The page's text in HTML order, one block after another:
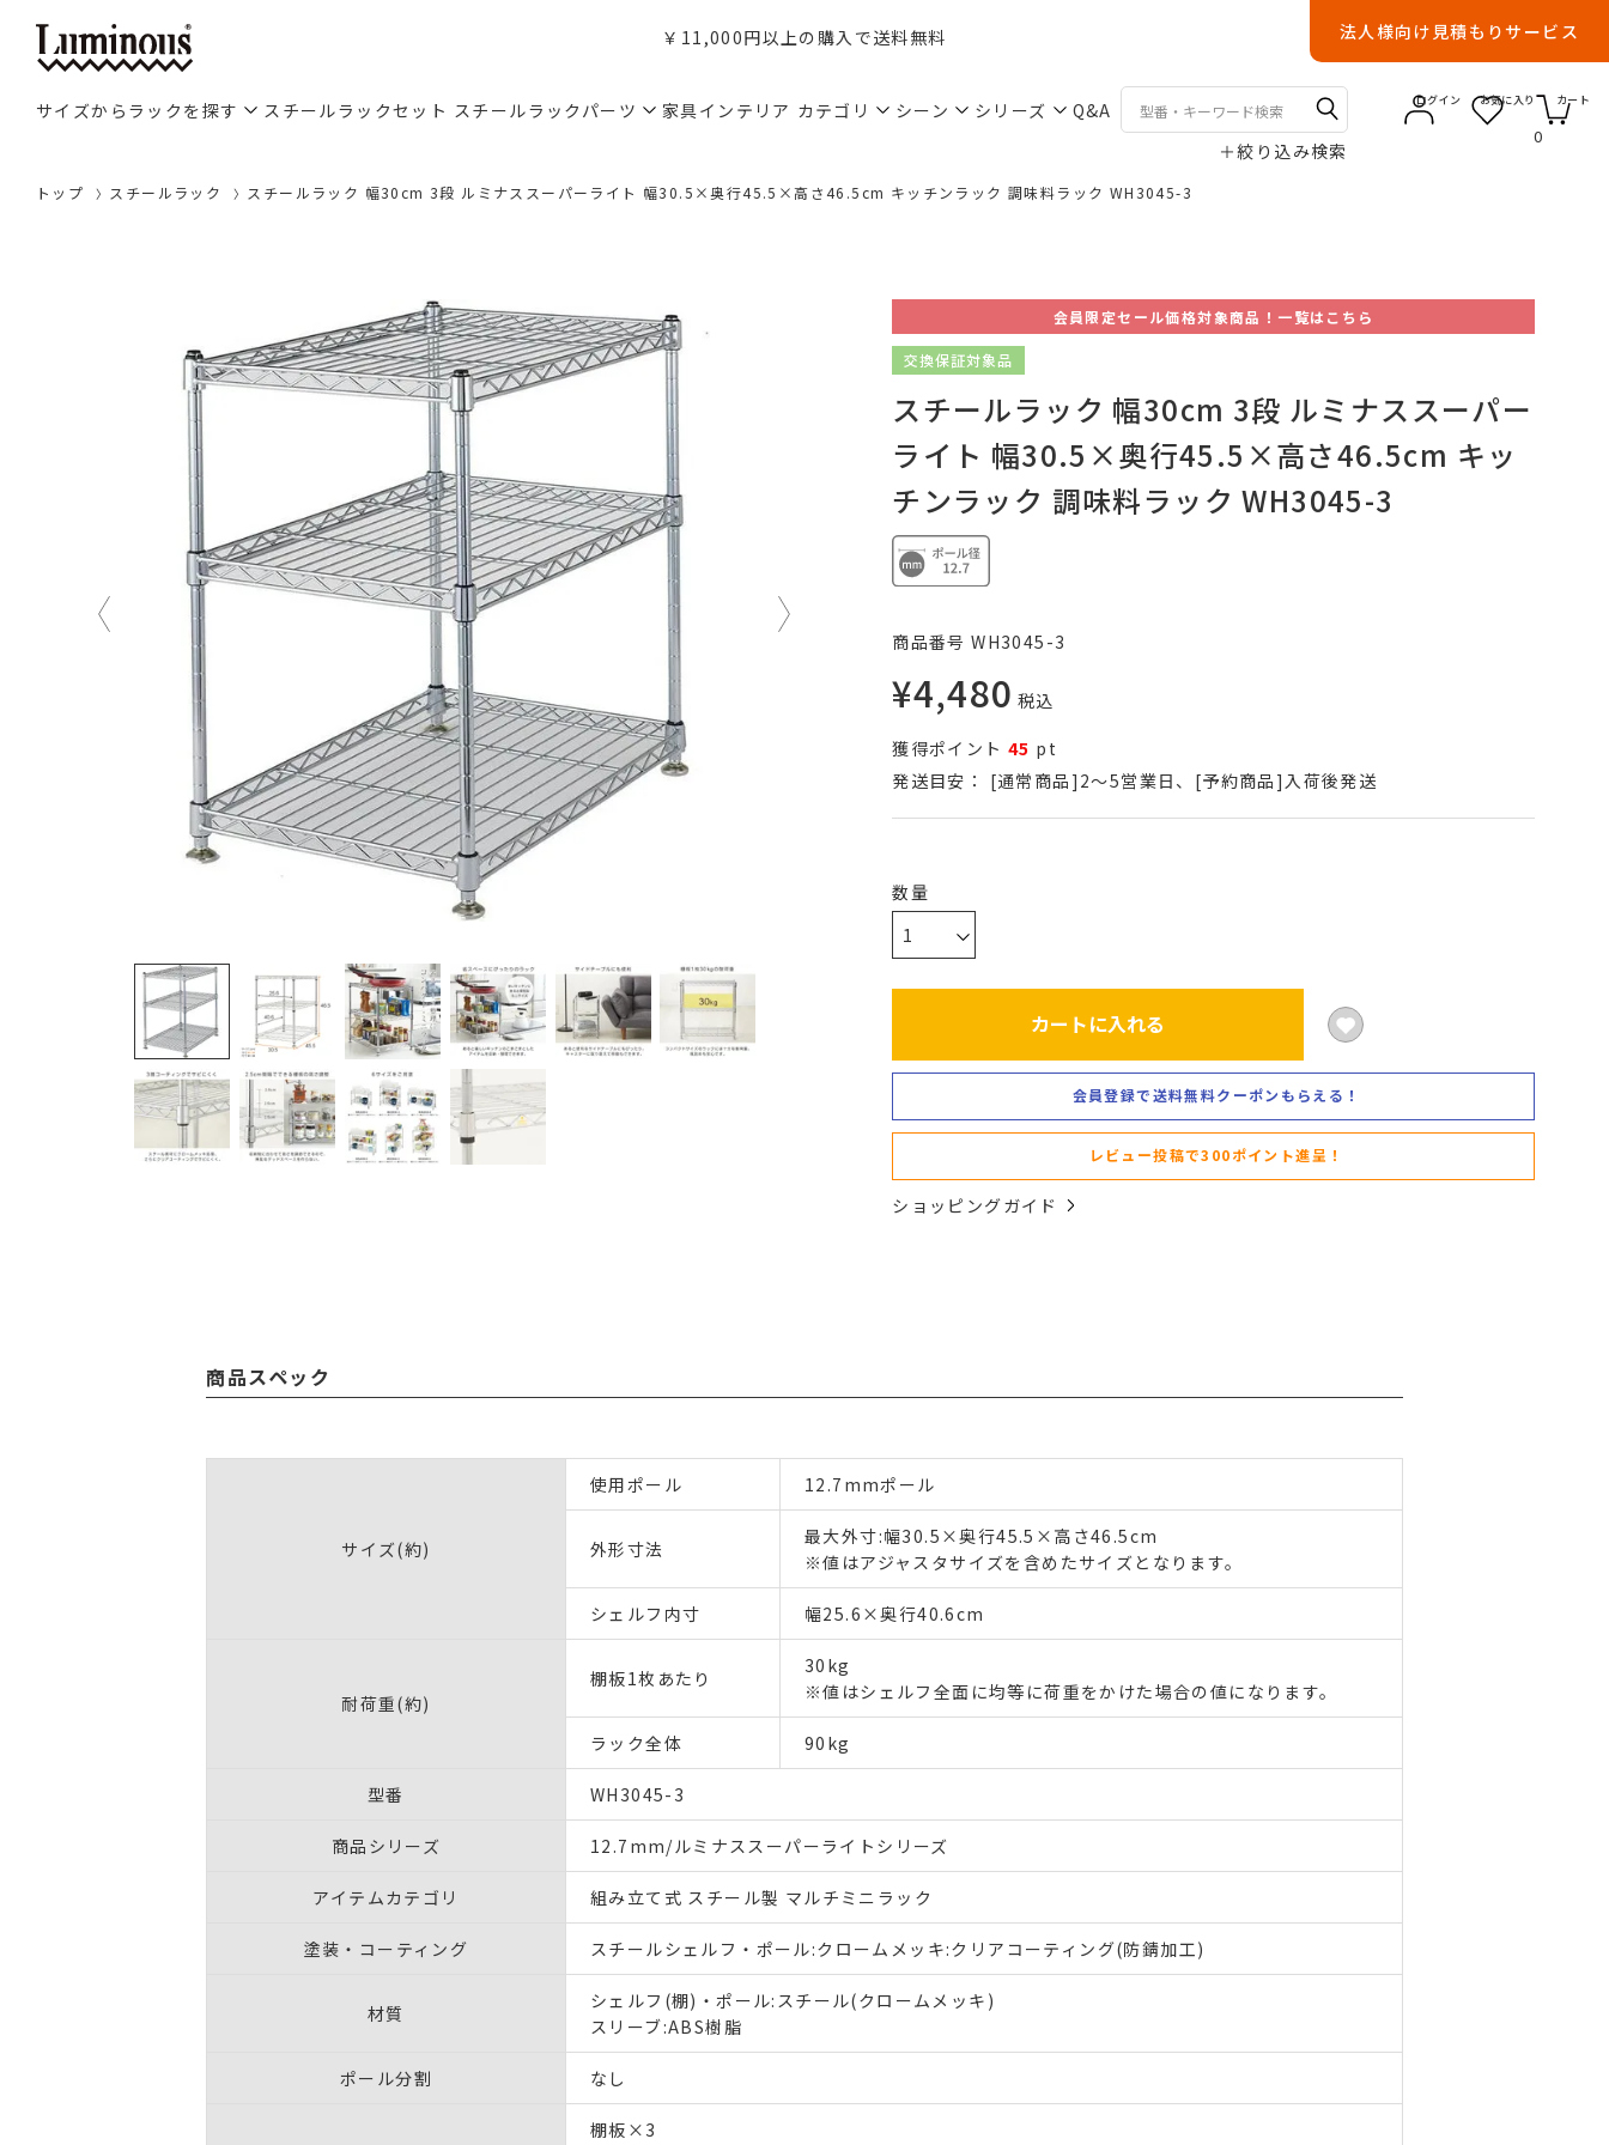
￥11,000円以上の購入で送料無料 法人様向け見積もりサービス
サイズからラックを探す スチールラックセット スチールラックパーツ 家具インテリア カテゴリ シーン シリーズ
Q&A
＋絞り込み検索
ログイン お気に入り
0
カート
トップ スチールラック スチールラック 幅30cm 3段 ルミナススーパーライト 幅30.5×奥行45.5×高さ46.5cm キッチンラック 調味料ラック WH3045-3
会員限定セール価格対象商品！一覧はこちら
交換保証対象品
スチールラック 幅30cm 3段 ルミナススーパー
ライト 幅30.5×奥行45.5×高さ46.5cm キッ
チンラック 調味料ラック WH3045-3
商品番号 WH3045-3
¥4,480 税込
獲得ポイント 45 pt
発送目安：
[通常商品]2～5営業日、[予約商品]入荷後発送
カートに入れる
会員登録で送料無料クーポンもらえる！
レビュー投稿で300ポイント進呈！
ショッピングガイド
商品スペック
サイズ(約)
使用ポール 12.7mmポール
外形寸法
最大外寸:幅30.5×奥行45.5×高さ46.5cm
※値はアジャスタサイズを含めたサイズとなります。
シェルフ内寸 幅25.6×奥行40.6cm
耐荷重(約)
棚板1枚あたり
30kg
※値はシェルフ全面に均等に荷重をかけた場合の値になります。
ラック全体 90kg
型番 WH3045-3
商品シリーズ 12.7mm/ルミナススーパーライトシリーズ
アイテムカテゴリ 組み立て式 スチール製 マルチミニラック
塗装・コーティング スチールシェルフ・ポール:クロームメッキ:クリアコーティング(防錆加工)
材質
シェルフ(棚)・ポール:スチール(クロームメッキ)
スリーブ:ABS樹脂
ポール分割 なし
棚板×3